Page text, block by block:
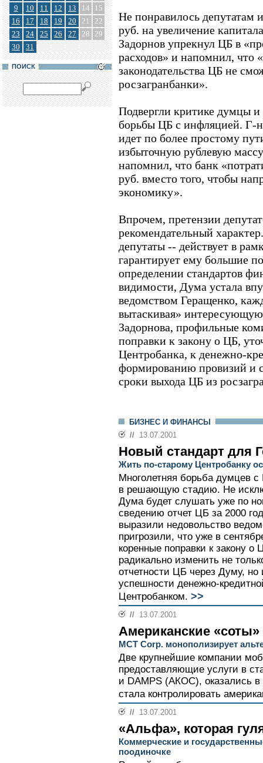
9
10 11 12 13 14
15
16
17 18 19 20 21
22
23
24 25 26 27 28 29
30
31
ПОИСК
Не понравилось депутатам
руб. на увеличение
Задорнов упрекнул ЦБ в
расходов» и напомнил, что
законодательства ЦБ не
росзагранбанки».
Подвергли критике думцы
борьбы ЦБ с инфляцией. Г-н
идет по более простому
избыточную рублевую
напомнил, что банк
руб. вместо того, чтобы
экономику».
Впрочем, претензии
рекомендательный
депутаты -- действует в
гарантирует ему большие
определении стандартов
видимости, Дума устала
ведомством Геращенко,
вытаскивая»
Задорнова, профильные
поправки к закону о ЦБ,
Центробанка, к денежно-
формированию провизий и
сроки выхода ЦБ из
БИЗНЕС И ФИНАНСЫ
// 13.07.2001
Новый стандарт для
Жить по-старому Центробанку
Многолетняя борьба думцев
в решающую стадию. Не
Дума будет слушать уже по
сведению отчет ЦБ за 2000
выразили недовольство
пригрозили, что уже в
коренные поправки к закону
радикально изменить не
отчетности ЦБ через Думу, но
успешности денежно-
Центробанком. >>
// 13.07.2001
Американские «соты»
MCT Corp. монополизирует
Две крупнейшие компании
предоставляющие услуги в
и DAMPS (АКОС), оказались в
стала контролировать
// 13.07.2001
«Альфа», которая
Коммерческие и
поодиночке